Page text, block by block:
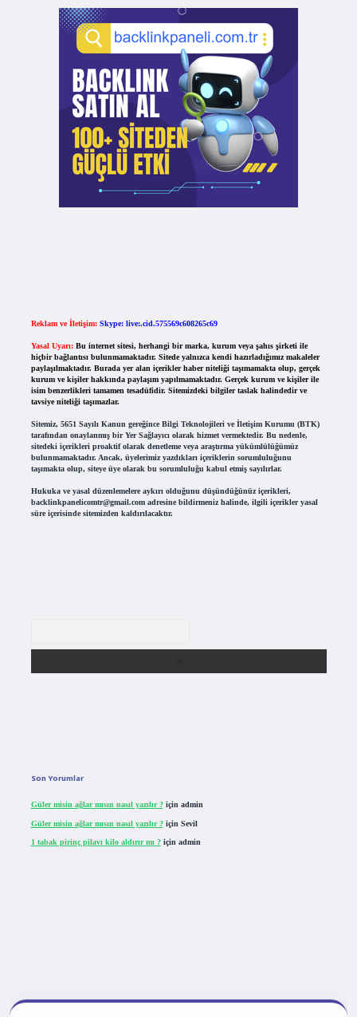
Reklam ve İletişim: Skype: live:.cid.575569c608265c69
Yasal Uyarı: Bu internet sitesi, herhangi bir marka, kurum veya şahıs şirketi ile
hiçbir bağlantısı bulunmamaktadır. Sitede yalnızca kendi hazırladığımız makaleler
paylaşılmaktadır. Burada yer alan içerikler haber niteliği taşımamakta olup, gerçek
kurum ve kişiler hakkında paylaşım yapılmamaktadır. Gerçek kurum ve kişiler ile
isim benzerlikleri tamamen tesadüfidir. Sitemizdeki bilgiler taslak halindedir ve
tavsiye niteliği taşımazlar.
Sitemiz, 5651 Sayılı Kanun gereğince Bilgi Teknolojileri ve İletişim Kurumu (BTK)
tarafından onaylanmış bir Yer Sağlayıcı olarak hizmet vermektedir. Bu nedenle,
sitedeki içerikleri proaktif olarak denetleme veya araştırma yükümlülüğümüz
bulunmamaktadır. Ancak, üyelerimiz yazdıkları içeriklerin sorumluluğunu
taşımakta olup, siteye üye olarak bu sorumluluğu kabul etmiş sayılırlar.
Hukuka ve yasal düzenlemelere aykırı olduğunu düşündüğünüz içerikleri,
backlinkpanelicomtr@gmail.comadresine bildirmeniz halinde, ilgili içerikler yasal
süre içerisinde sitemizden kaldırılacaktır.
Son Yorumlar
Güler misin ağlar mısın nasıl yazılır ?için admin
Güler misin ağlar mısın nasıl yazılır ?için Sevil
1 tabak pirinç pilavı kilo aldırır mı ?için admin